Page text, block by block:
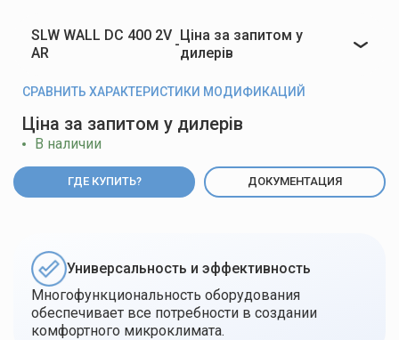
SLW WALL DC 400 2V
AR
-
Ціна за запитом у
дилерів
СРАВНИТЬ ХАРАКТЕРИСТИКИ МОДИФИКАЦИЙ
Ціна за запитом у дилерів
В наличии
ГДЕ КУПИТЬ? ДОКУМЕНТАЦИЯ
Универсальность и эффективность
Многофункциональность оборудования
обеспечивает все потребности в создании
комфортного микроклимата.